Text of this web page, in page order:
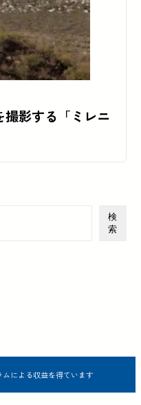
撮影する「ミレニ
検
索
による収益を得ています